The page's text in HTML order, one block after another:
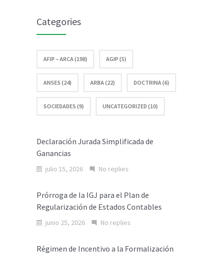
Categories
AFIP – ARCA (198) AGIP (5)
ANSES (24) ARBA (22) DOCTRINA (6)
SOCIEDADES (9) UNCATEGORIZED (10)
Declaración Jurada Simplificada de
Ganancias
julio 15, 2026 No replies
Prórroga de la IGJ para el Plan de
Regularización de Estados Contables
junio 25, 2026 No replies
Régimen de Incentivo a la Formalización